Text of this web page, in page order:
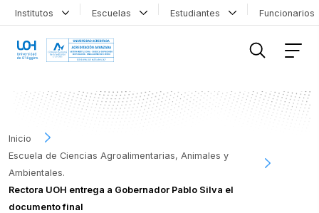
Institutos Escuelas Estudiantes
Inicio
Escuela de Ciencias Agroalimentarias, Animales y
Ambientales.
Rectora UOH entrega a Gobernador Pablo Silva el
documento final